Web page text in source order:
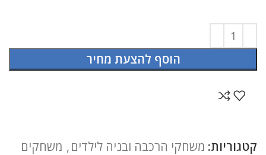
הוסף להצעת מחיר
קטגוריות: משחקי הרכבה ובניה לילדים, משחקים